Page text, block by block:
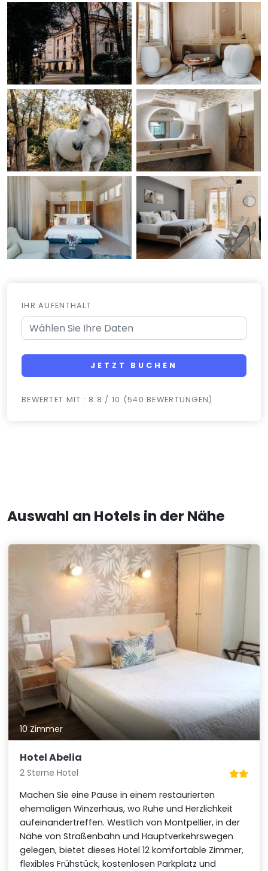
IHR AUFENTHALT
JETZT BUCHEN
BEWERTET MIT : 8.8 / 10 (540 BEWERTUNGEN)
Auswahl an Hotels in der Nähe
10 Zimmer
Hotel Abelia
2 Sterne Hotel
Machen Sie eine Pause in einem restaurierten
ehemaligen Winzerhaus, wo Ruhe und Herzlichkeit
aufeinandertreffen. Westlich von Montpellier, in der
Nähe von Straßenbahn und Hauptverkehrswegen
gelegen, bietet dieses Hotel 12 komfortable Zimmer,
flexibles Frühstück, kostenlosen Parkplatz und